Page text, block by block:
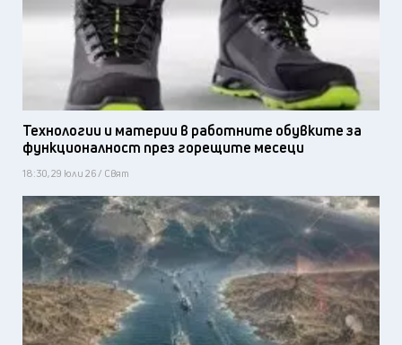
Технологии и материи в работните обувките за
функционалност през горещите месеци
18:30, 29 юли 26 / Свят